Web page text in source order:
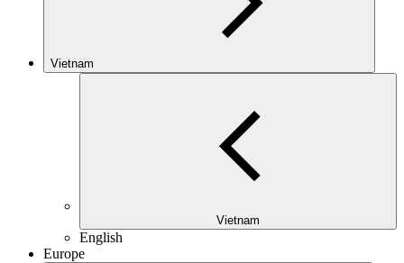
Vietnam
Vietnam
English
Europe